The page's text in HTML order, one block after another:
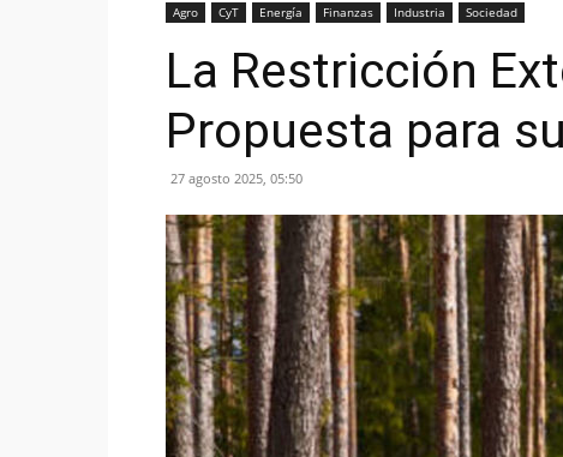
Agro CyT Energía Finanzas Industria Sociedad
La Restricción
Propuesta para
27 agosto 2025, 05:50